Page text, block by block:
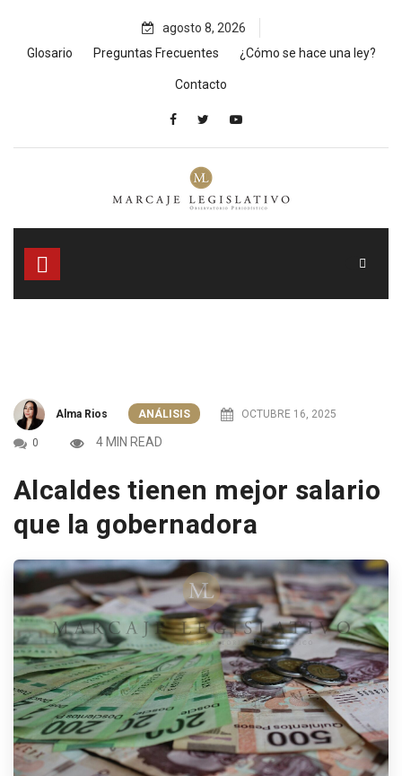
content
agosto 8, 2026
Glosario
Preguntas Frecuentes ¿Cómo se hace una ley?
Contacto
Alma Rios ANÁLISIS OCTUBRE 16, 2025
0 4 MIN READ
Alcaldes tienen mejor salario
que la gobernadora